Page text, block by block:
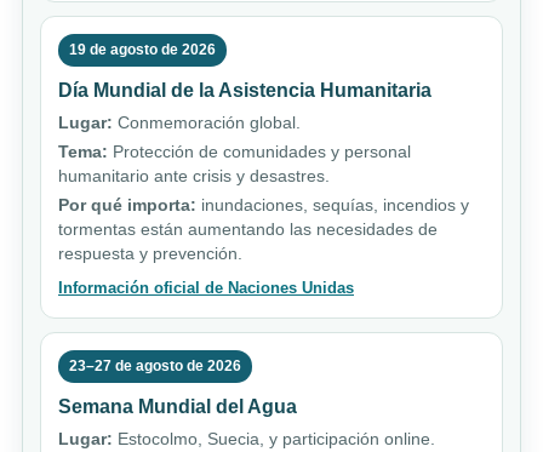
19 de agosto de 2026
Día Mundial de la Asistencia Humanitaria
Lugar: Conmemoración global.
Tema: Protección de comunidades y personal
humanitario ante crisis y desastres.
Por qué importa: inundaciones, sequías, incendios y
tormentas están aumentando las necesidades de
respuesta y prevención.
Información oficial de Naciones Unidas
23–27 de agosto de 2026
Semana Mundial del Agua
Lugar: Estocolmo, Suecia, y participación online.